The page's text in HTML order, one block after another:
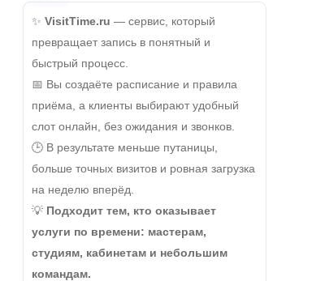
✨ VisitTime.ru — сервис, который
превращает запись в понятный и
быстрый процесс.
📅 Вы создаёте расписание и правила
приёма, а клиенты выбирают удобный
слот онлайн, без ожидания и звонков.
🕒 В результате меньше путаницы,
больше точных визитов и ровная загрузка
на неделю вперёд.
💡 Подходит тем, кто оказывает
услуги по времени: мастерам,
студиям, кабинетам и небольшим
командам.